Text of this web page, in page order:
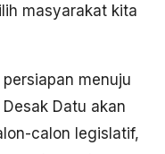
masyarakat kita
menuju
Datu akan
calon legislatif,